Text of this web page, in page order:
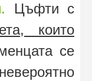
Цъфти с
които
се